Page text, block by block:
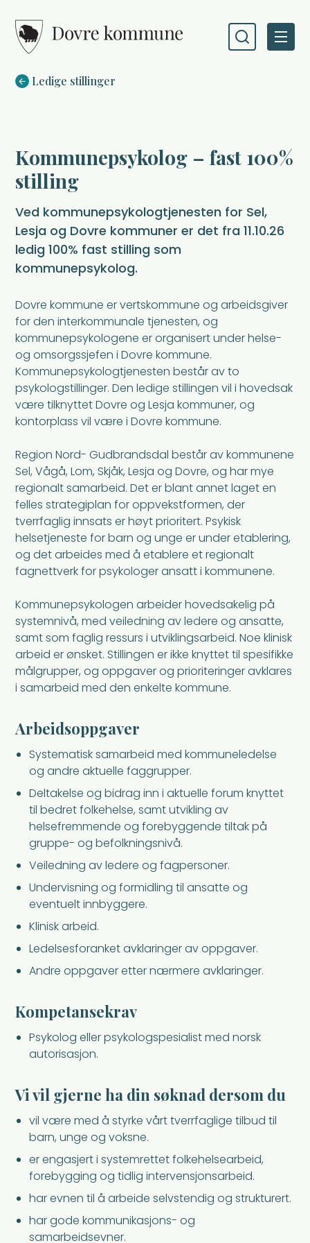
Du er her:
Ledige stillinger
Kommunepsykolog – fast 100%
stilling
Ved kommunepsykologtjenesten for Sel,
Lesja og Dovre kommuner er det fra 11.10.26
ledig 100% fast stilling som
kommunepsykolog.
Dovre kommune er vertskommune og arbeidsgiver
for den interkommunale tjenesten, og
kommunepsykologene er organisert under helse-
og omsorgssjefen i Dovre kommune.
Kommunepsykologtjenesten består av to
psykologstillinger. Den ledige stillingen vil i hovedsak
være tilknyttet Dovre og Lesja kommuner, og
kontorplass vil være i Dovre kommune.
Region Nord- Gudbrandsdal består av kommunene
Sel, Vågå, Lom, Skjåk, Lesja og Dovre, og har mye
regionalt samarbeid. Det er blant annet laget en
felles strategiplan for oppvekstformen, der
tverrfaglig innsats er høyt prioritert. Psykisk
helsetjeneste for barn og unge er under etablering,
og det arbeides med å etablere et regionalt
fagnettverk for psykologer ansatt i kommunene.
Kommunepsykologen arbeider hovedsakelig på
systemnivå, med veiledning av ledere og ansatte,
samt som faglig ressurs i utviklingsarbeid. Noe klinisk
arbeid er ønsket. Stillingen er ikke knyttet til spesifikke
målgrupper, og oppgaver og prioriteringer avklares
i samarbeid med den enkelte kommune.
Arbeidsoppgaver
Systematisk samarbeid med kommuneledelse
og andre aktuelle faggrupper.
Deltakelse og bidrag inn i aktuelle forum knyttet
til bedret folkehelse, samt utvikling av
helsefremmende og forebyggende tiltak på
gruppe- og befolkningsnivå.
Veiledning av ledere og fagpersoner.
Undervisning og formidling til ansatte og
eventuelt innbyggere.
Klinisk arbeid.
Ledelsesforanket avklaringer av oppgaver.
Andre oppgaver etter nærmere avklaringer.
Kompetansekrav
Psykolog eller psykologspesialist med norsk
autorisasjon.
Vi vil gjerne ha din søknad dersom du
vil være med å styrke vårt tverrfaglige tilbud til
barn, unge og voksne.
er engasjert i systemrettet folkehelsearbeid,
forebygging og tidlig intervensjonsarbeid.
har evnen til å arbeide selvstendig og strukturert.
har gode kommunikasjons- og
samarbeidsevner.